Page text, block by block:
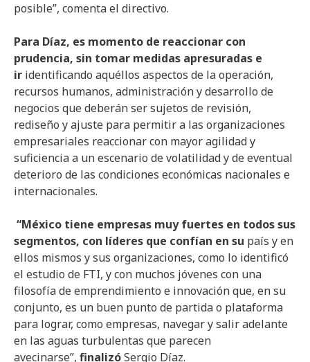
posible”, comenta el directivo.
Para Díaz, es momento de reaccionar con
prudencia, sin tomar medidas apresuradas e
ir identificando aquéllos aspectos de la operación,
recursos humanos, administración y desarrollo de
negocios que deberán ser sujetos de revisión,
rediseño y ajuste para permitir a las organizaciones
empresariales reaccionar con mayor agilidad y
suficiencia a un escenario de volatilidad y de eventual
deterioro de las condiciones económicas nacionales e
internacionales.
“México tiene empresas muy fuertes en todossus
segmentos, con líderes que confían en su país y en
ellos mismos y sus organizaciones, como lo identificó
el estudio de FTI, y con muchos jóvenes con una
filosofía de emprendimiento e innovación que, en su
conjunto, es un buen punto de partida o plataforma
para lograr, como empresas, navegar y salir adelante
en las aguas turbulentas que parecen
avecinarse”, finalizóSergio Díaz.